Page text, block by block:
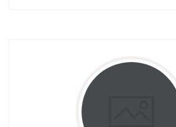
Lorem Ipsum is simply dummy to text
Lorem off typesetting industry,
been the industrys to